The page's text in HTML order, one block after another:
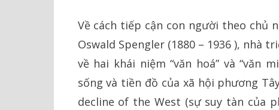
Về cách tiếp cận con người theo chủ
Oswald Spengler (1880 – 1936 ), nhà
về hai khái niệm “văn hoá” và “văn
sống và tiền đồ của xã hội phương
decline of the West (sự suy tàn của